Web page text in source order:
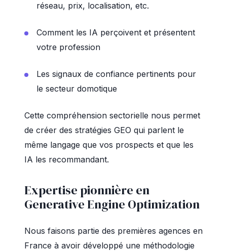
réseau, prix, localisation, etc.
Comment les IA perçoivent et présentent
votre profession
Les signaux de confiance pertinents pour
le secteur domotique
Cette compréhension sectorielle nous permet
de créer des stratégies GEO qui parlent le
même langage que vos prospects et que les
IA les recommandant.
Expertise pionnière en
Generative Engine Optimization
Nous faisons partie des premières agences en
France à avoir développé une méthodologie